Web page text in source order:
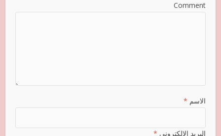
Comment
الاسم *
البريد الإلكتروني *